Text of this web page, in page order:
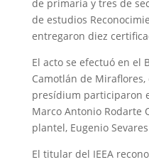
de primaria y tres de
de estudios
entregaron diez
El acto se efectuó en el
Camotlán de
presídium participaron
Marco Antonio Rodarte
plantel, Eugenio
El titular del IEEA